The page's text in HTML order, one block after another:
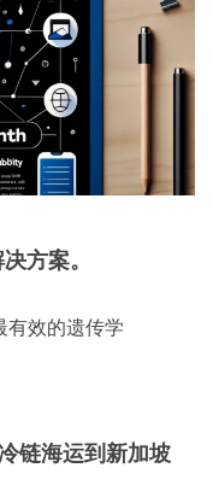
方案。
有效的遗传学
链海运到新加坡